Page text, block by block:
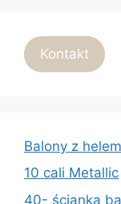
Kontakt
Balony z helem
10 cali Metallic
40- ścianka